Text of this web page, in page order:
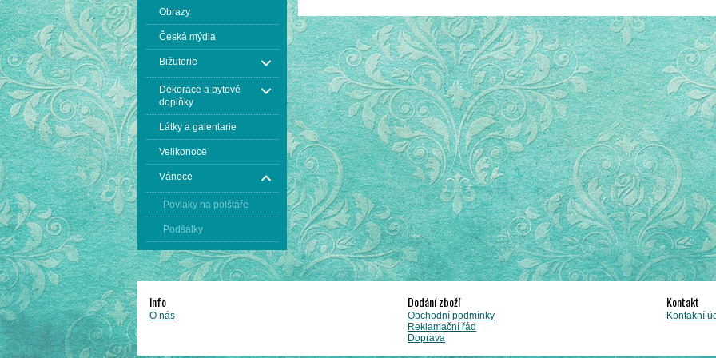
Obrazy
Česká mýdla
Bižuterie
Dekorace a bytové
doplňky
Látky a galentarie
Velikonoce
Vánoce
Povlaky na polštáře
Podšálky
Info
O nás
Dodání zboží
Obchodní podmínky
Reklamační řád
Doprava
Kontakt
Kontakní